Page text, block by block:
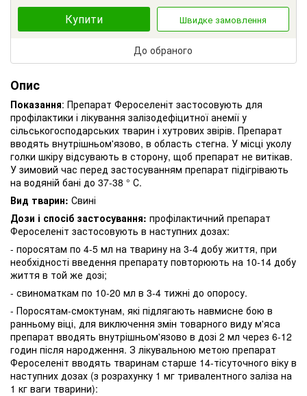
Купити Швидке замовлення
До обраного
Опис
Показання: Препарат Фероселеніт застосовують для
профілактики і лікування залізодефіцитної анемії у
сільськогосподарських тварин і хутрових звірів. Препарат
вводять внутрішньом'язово, в область стегна. У місці уколу
голки шкіру відсувають в сторону, щоб препарат не витікав.
У зимовий час перед застосуванням препарат підігрівають
на водяній бані до 37-38 ° С.
Вид тварин: Свині
Дози і спосіб застосування: профілактичний препарат
Фероселеніт застосовують в наступних дозах:
- поросятам по 4-5 мл на тварину на 3-4 добу життя, при
необхідності введення препарату повторюють на 10-14 добу
життя в той же дозі;
- свиноматкам по 10-20 мл в 3-4 тижні до опоросу.
- Поросятам-смоктунам, які підлягають навмисне бою в
ранньому віці, для виключення змін товарного виду м'яса
препарат вводять внутрішньом'язово в дозі 2 мл через 6-12
годин після народження. З лікувальною метою препарат
Фероселеніт вводять тваринам старше 14-тісуточного віку в
наступних дозах (з розрахунку 1 мг тривалентного заліза на
1 кг ваги тварини):